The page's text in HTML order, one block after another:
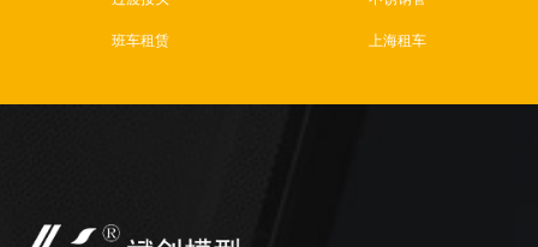
班车租赁 上海租车